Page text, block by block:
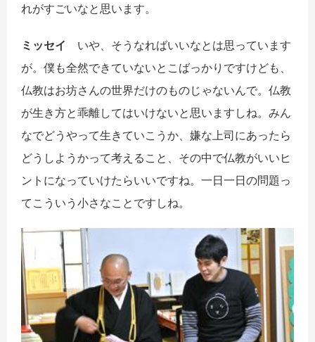
れがすごいなと思います。
ミッセイ いや、そうなればいいなとは思っています
が。僕も全然できていないとこばっかりですけども、
仏教はお坊さんの世界だけのものじゃないんで。仏教
が生き方と乖離してはいけないと思いますしね。みん
なでどうやって生きていこうか、嫌な上司にあったら
どうしようかって考えること、その中で仏教がいいヒ
ントになっていけたらいいですね。一日一日の問題っ
てこういう小さなことですしね。